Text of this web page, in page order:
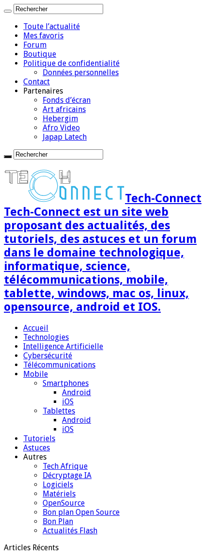
Toute l’actualité
Mes favoris
Forum
Boutique
Politique de confidentialité
Données personnelles
Contact
Partenaires
Fonds d’écran
Art africains
Hebergim
Afro Video
Japap Latech
Tech-Connect
Tech-Connect est un site web
proposant des actualités, des
tutoriels, des astuces et un forum
dans le domaine technologique,
informatique, science,
télécommunications, mobile,
tablette, windows, mac os, linux,
opensource, android et IOS.
Accueil
Technologies
Intelligence Artificielle
Cybersécurité
Télécommunications
Mobile
Smartphones
Android
iOS
Tablettes
Android
iOS
Tutoriels
Astuces
Autres
Tech Afrique
Décryptage IA
Logiciels
Matériels
OpenSource
Bon plan Open Source
Bon Plan
Actualités Flash
Articles Récents